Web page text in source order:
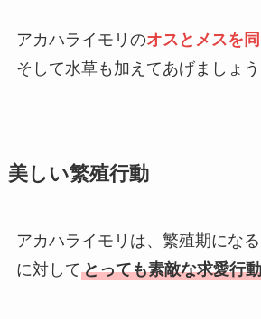
アカハライモリのオスとメスを
そして水草も加えてあげましょう
美しい繁殖行動
アカハライモリは、繁殖期にな
に対してとっても素敵な求愛行動